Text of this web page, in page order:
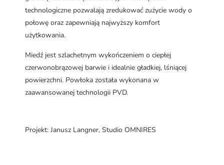
technologiczne pozwalają zredukować zużycie wody o
połowę oraz zapewniają najwyższy komfort
użytkowania.
Miedź jest szlachetnym wykończeniem o ciepłej
czerwonobrązowej barwie i idealnie gładkiej, lśniącej
powierzchni. Powłoka została wykonana w
zaawansowanej technologii PVD.
Projekt: Janusz Langner, Studio OMNIRES